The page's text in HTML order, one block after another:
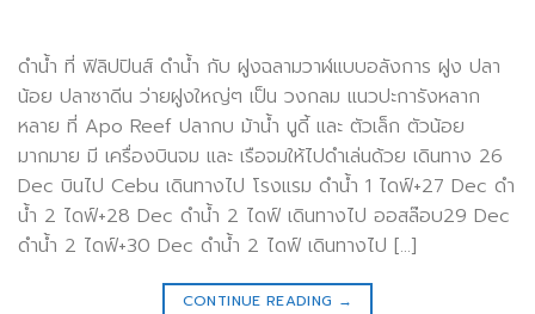
ดำน้ำ ที่ ฟิลิปปินส์ ดำน้ำ กับ ฝูงฉลามวาฬแบบอลังการ ฝูง ปลา
น้อย ปลาซาดีน ว่ายฝูงใหญ่ๆ เป็น วงกลม แนวปะการังหลาก
หลาย ที่ Apo Reef ปลากบ ม้าน้ำ นูดี้ และ ตัวเล็ก ตัวน้อย
มากมาย มี เครื่องบินจม และ เรือจมให้ไปดำเล่นด้วย เดินทาง 26
Dec บินไป Cebu เดินทางไป โรงแรม ดำน้ำ 1 ไดฟ์+27 Dec ดำ
น้ำ 2 ไดฟ์+28 Dec ดำน้ำ 2 ไดฟ์ เดินทางไป ออสล๊อบ29 Dec
ดำน้ำ 2 ไดฟ์+30 Dec ดำน้ำ 2 ไดฟ์ เดินทางไป […]
CONTINUE READING →